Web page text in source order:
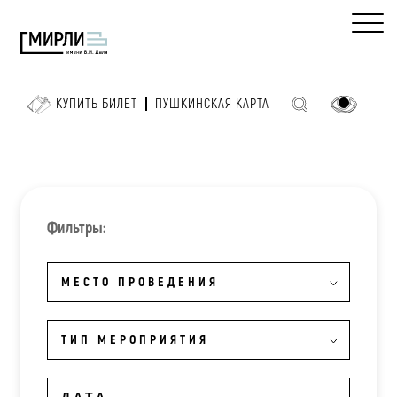
КУПИТЬ БИЛЕТ ПУШКИНСКАЯ КАРТА
Фильтры:
МЕСТО ПРОВЕДЕНИЯ
ТИП МЕРОПРИЯТИЯ